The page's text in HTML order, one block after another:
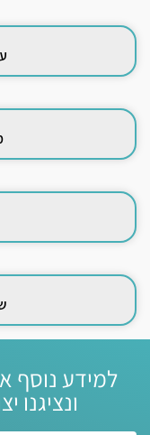
למידע נוסף